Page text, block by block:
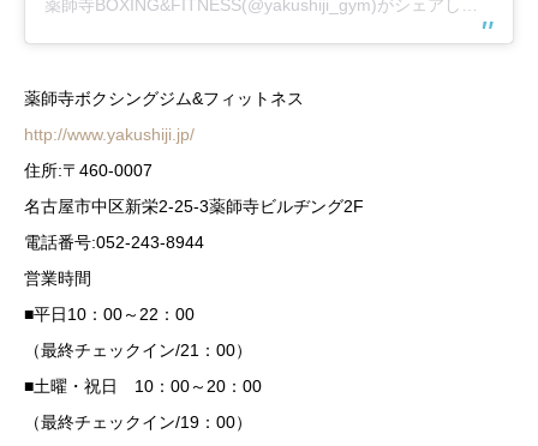
薬師寺ボクシングジム&フィットネス
http://www.yakushiji.jp/
住所:〒460-0007
名古屋市中区新栄2-25-3薬師寺ビルヂング2F
電話番号:052-243-8944
営業時間
■平日10：00～22：00
（最終チェックイン/21：00）
■土曜・祝日 10：00～20：00
（最終チェックイン/19：00）